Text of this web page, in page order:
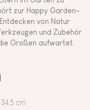
zur Happy Garden-
von Natur
und Zubehör
Großen aufwartet.
cm